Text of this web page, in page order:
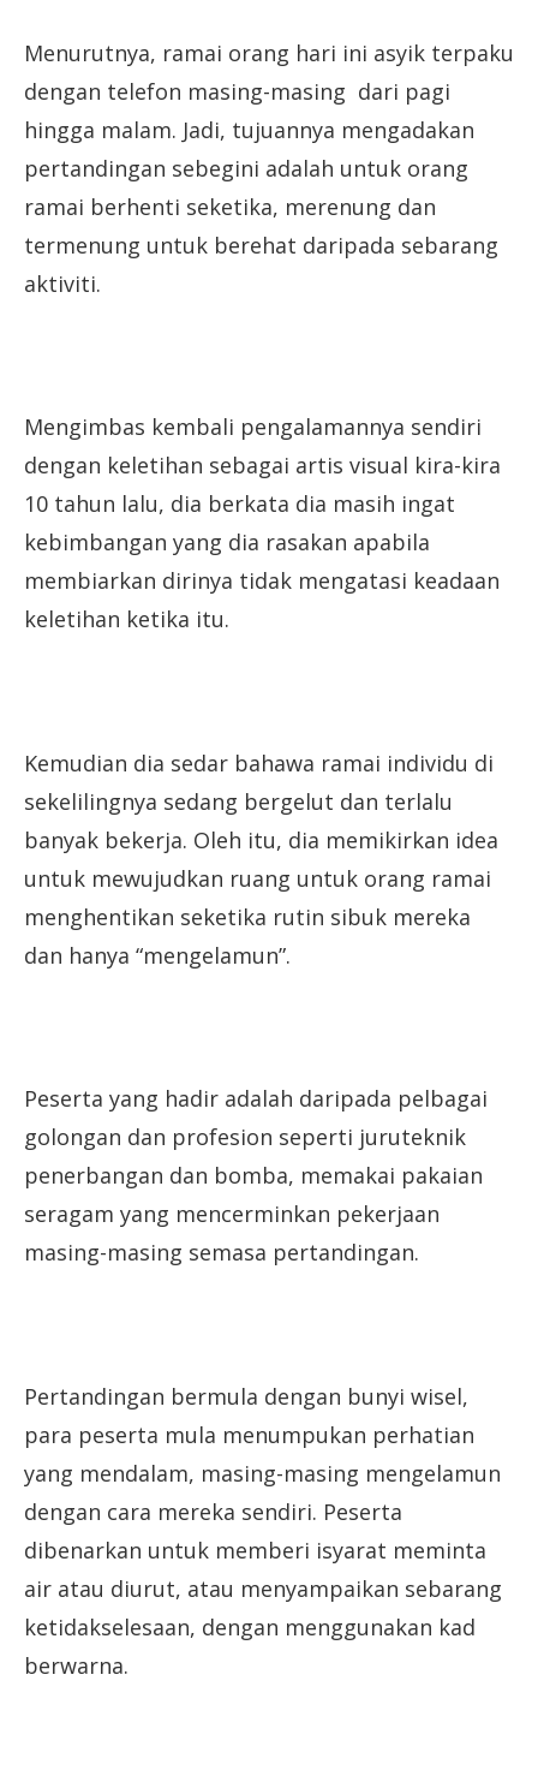
Menurutnya, ramai orang hari ini asyik terpaku
dengan telefon masing-masing dari pagi
hingga malam. Jadi, tujuannya mengadakan
pertandingan sebegini adalah untuk orang
ramai berhenti seketika, merenung dan
termenung untuk berehat daripada sebarang
aktiviti.
Mengimbas kembali pengalamannya sendiri
dengan keletihan sebagai artis visual kira-kira
10 tahun lalu, dia berkata dia masih ingat
kebimbangan yang dia rasakan apabila
membiarkan dirinya tidak mengatasi keadaan
keletihan ketika itu.
Kemudian dia sedar bahawa ramai individu di
sekelilingnya sedang bergelut dan terlalu
banyak bekerja. Oleh itu, dia memikirkan idea
untuk mewujudkan ruang untuk orang ramai
menghentikan seketika rutin sibuk mereka
dan hanya “mengelamun”.
Peserta yang hadir adalah daripada pelbagai
golongan dan profesion seperti juruteknik
penerbangan dan bomba, memakai pakaian
seragam yang mencerminkan pekerjaan
masing-masing semasa pertandingan.
Pertandingan bermula dengan bunyi wisel,
para peserta mula menumpukan perhatian
yang mendalam, masing-masing mengelamun
dengan cara mereka sendiri. Peserta
dibenarkan untuk memberi isyarat meminta
air atau diurut, atau menyampaikan sebarang
ketidakselesaan, dengan menggunakan kad
berwarna.